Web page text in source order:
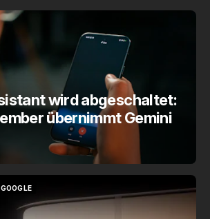
wird abgeschaltet:
übernimmt Gemini